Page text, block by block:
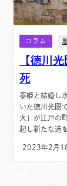
コラム
【徳川
死
泰姫と結婚し
いた徳川光圀
火」が江戸の
起し新たな道
2023年2月